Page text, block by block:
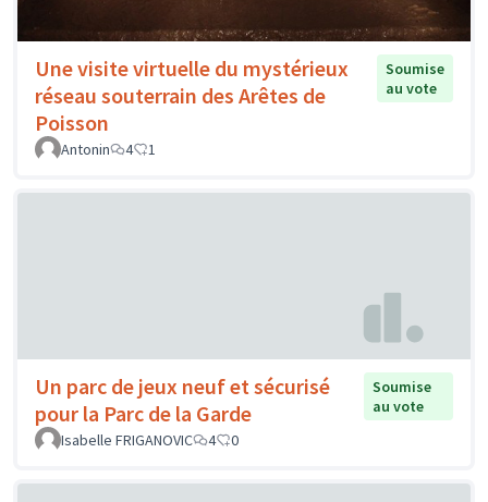
Une visite virtuelle du mystérieux
réseau souterrain des Arêtes de
Poisson
Soumise
au vote
Antonin 4 1
Un parc de jeux neuf et sécurisé
pour la Parc de la Garde
Soumise
au vote
Isabelle FRIGANOVIC
4 0